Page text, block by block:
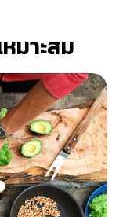
มาะสม